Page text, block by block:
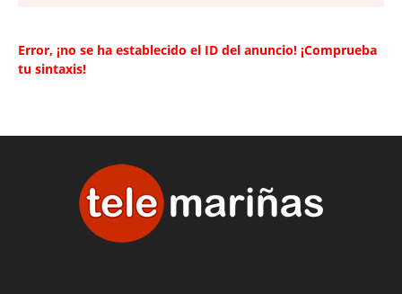
Error, ¡no se ha establecido el ID del anuncio! ¡Comprueba
tu sintaxis!